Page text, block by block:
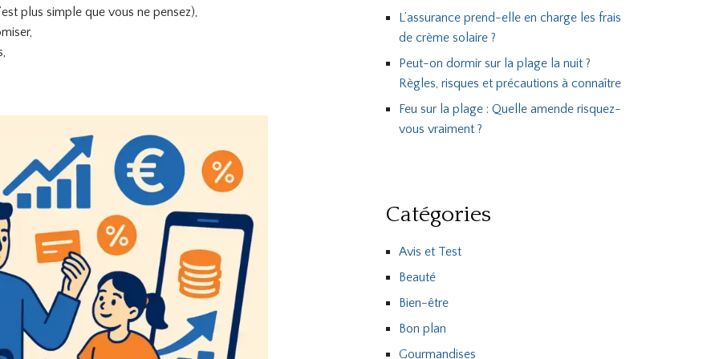
plus simple que vous ne pensez),
L’assurance prend-elle en charge les frais
de crème solaire ?
Peut-on dormir sur la plage la nuit ?
Règles, risques et précautions à connaître
Feu sur la plage : Quelle amende risquez-
vous vraiment ?
Catégories
Avis et Test
Beauté
Bien-être
Bon plan
Gourmandises